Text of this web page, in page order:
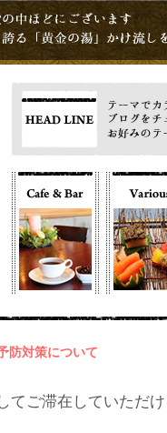
防対策について
てご滞在していただ